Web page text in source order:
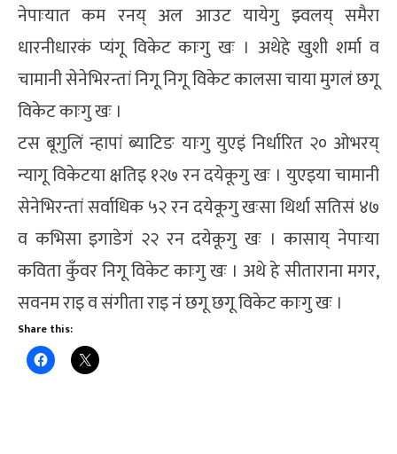
नेपाःयात कम रनय् अल आउट यायेगु झ्वलय् समैरा
धारनीधारकं प्यंगू विकेट काःगु खः । अथेहे खुशी शर्मा व
चामानी सेनेभिरन्तां निगू निगू विकेट कालसा चाया मुगलं छगू
विकेट काःगु खः ।
टस बूगुलिं न्हापां ब्याटिङ याःगु युएइं निर्धारित २० ओभरय्
न्यागू विकेटया क्षतिइ १२७ रन दयेकूगु खः । युएइया चामानी
सेनेभिरन्तां सर्वाधिक ५२ रन दयेकूगु खःसा थिर्था सतिसं ४७
व कभिसा इगाडेगं २२ रन दयेकूगु खः । कासाय् नेपाःया
कविता कुँवर निगू विकेट काःगु खः । अथे हे सीताराना मगर,
सवनम राइ व संगीता राइ नं छगू छगू विकेट काःगु खः ।
Share this: